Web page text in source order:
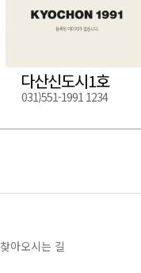
다산신도시1호
031)551-1991 1234
찾아오시는 길